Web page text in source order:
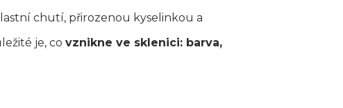
chutí, přirozenou kyselinkou a
je, co vznikne ve sklenici: barva,